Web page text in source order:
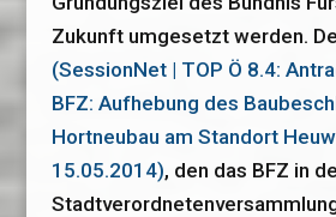
Zukunft umgesetzt werden.
(SessionNet | TOP Ö 8.4:
BFZ: Aufhebung des
Hortneubau am Standort
15.05.2014), den das BFZ in